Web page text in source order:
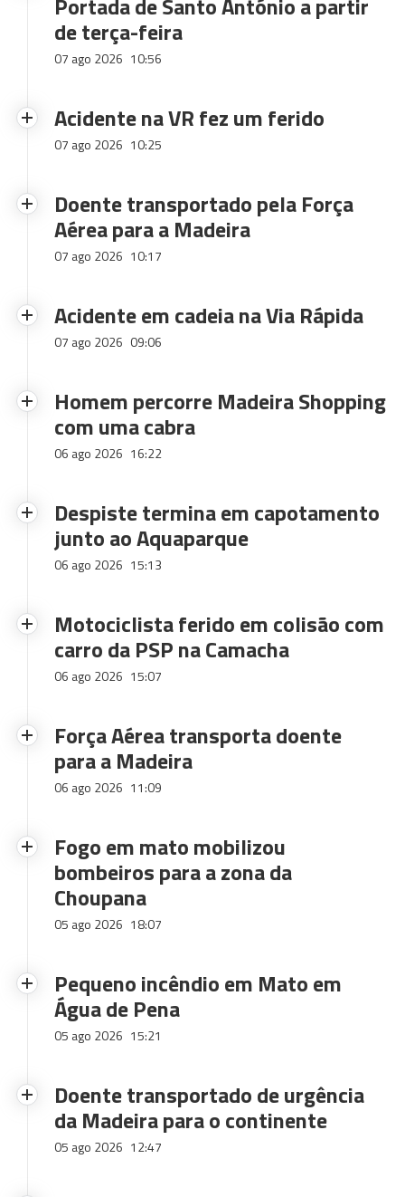
de terça-feira
07 ago 2026 10:56
Acidente na VR fez um ferido
07 ago 2026 10:25
Doente transportado pela Força
Aérea para a Madeira
07 ago 2026 10:17
Acidente em cadeia na Via Rápida
07 ago 2026 09:06
Homem percorre Madeira Shopping
com uma cabra
06 ago 2026 16:22
Despiste termina em capotamento
junto ao Aquaparque
06 ago 2026 15:13
Motociclista ferido em colisão com
carro da PSP na Camacha
06 ago 2026 15:07
Força Aérea transporta doente
para a Madeira
06 ago 2026 11:09
Fogo em mato mobilizou
bombeiros para a zona da
Choupana
05 ago 2026 18:07
Pequeno incêndio em Mato em
Água de Pena
05 ago 2026 15:21
Doente transportado de urgência
da Madeira para o continente
05 ago 2026 12:47